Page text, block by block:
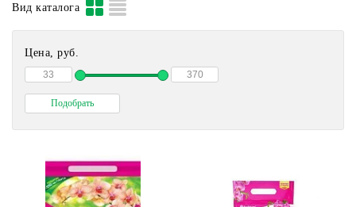
Вид каталога
Цена, руб.